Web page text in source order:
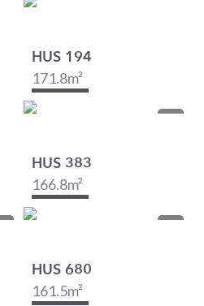
HUS 194
171.8m²
HUS 383
166.8m²
HUS 680
161.5m²